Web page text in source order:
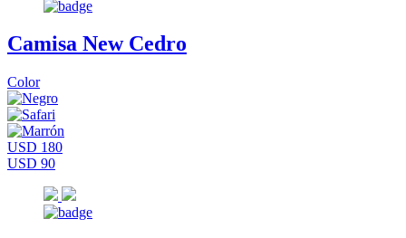
Camisa New Cedro
Color
USD 180
USD 90